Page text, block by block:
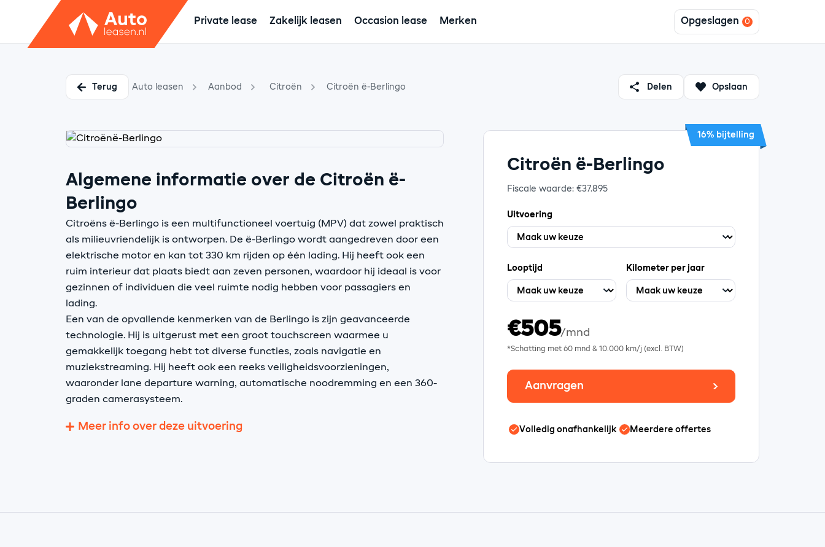
Private lease Zakelijk leasen Occasion lease Merken Opgeslagen
Terug Auto leasen Aanbod Citroën Citroën ë-Berlingo Delen Opslaan
Algemene informatie over de Citroën ë-
Berlingo
Citroëns ë-Berlingo is een multifunctioneel voertuig (MPV) dat zowel praktisch
als milieuvriendelijk is ontworpen. De ë-Berlingo wordt aangedreven door een
elektrische motor en kan tot 330 km rijden op één lading. Hij heeft ook een
ruim interieur dat plaats biedt aan zeven personen, waardoor hij ideaal is voor
gezinnen of individuen die veel ruimte nodig hebben voor passagiers en
lading.
Een van de opvallende kenmerken van de Berlingo is zijn geavanceerde
technologie. Hij is uitgerust met een groot touchscreen waarmee u
gemakkelijk toegang hebt tot diverse functies, zoals navigatie en
muziekstreaming. Hij heeft ook een reeks veiligheidsvoorzieningen,
waaronder lane departure warning, automatische noodremming en een 360-
graden camerasysteem.
Meer info over deze uitvoering
16% bijtelling
Citroën ë-Berlingo
Fiscale waarde: €37.895
Uitvoering
Looptijd Kilometer per jaar
€505/mnd
*Schatting met 60 mnd &10.000 km/j (excl. BTW)
Aanvragen
Volledig onafhankelijk Meerdere offertes